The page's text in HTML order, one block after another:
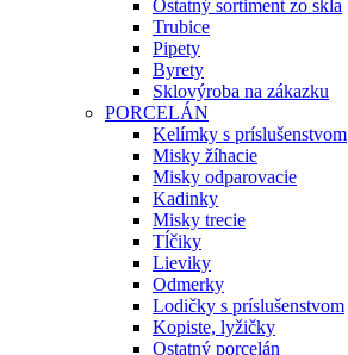
Ostatný sortiment zo skla
Trubice
Pipety
Byrety
Sklovýroba na zákazku
PORCELÁN
Kelímky s príslušenstvom
Misky žíhacie
Misky odparovacie
Kadinky
Misky trecie
Tĺčiky
Lieviky
Odmerky
Lodičky s príslušenstvom
Kopiste, lyžičky
Ostatný porcelán